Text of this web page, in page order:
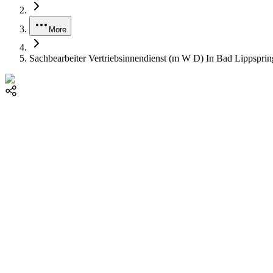
More
Sachbearbeiter Vertriebsinnendienst (m W D) In Bad